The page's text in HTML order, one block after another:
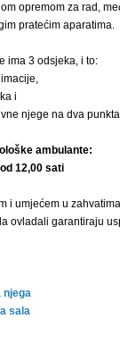
opremom za rad,
pratećim aparatima.
ima 3 odsjeka, i to:
i
njege na dva
ambulante:
12,00 sati
i umjećem u
ovladali garantiraju
njega
sala